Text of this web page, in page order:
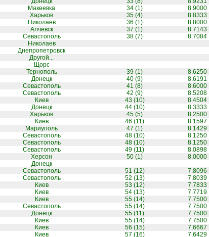
Макеевка 34 (1)
8.9000
Харьков 35 (4) 8.8333
Николаев 36 (1) 8.8000
Алчевск 37 (1) 8.7143
Севастополь 38 (7) 8.7084
Николаев
Днепропетровск
Другой...
Щорс
Тернополь 39 (1) 8.6250
Донецк 40 (9) 8.6191
Севастополь 41 (8) 8.6000
Севастополь 42 (9) 8.5208
Киев 43 (10) 8.4504
Донецк 44 (10) 8.3333
Харьков 45 (5) 8.2500
Киев 46 (11) 8.1597
Мариуполь 47 (1)
8.1429
Севастополь 48 (10) 8.1250
Севастополь 48 (10) 8.1250
Севастополь 49 (11) 8.0898
Херсон 50 (1) 8.0000
Донецк
Севастополь 51 (12) 7.8096
Севастополь 52 (13) 7.8039
Киев 53 (12) 7.7833
Киев 54 (13) 7.7719
Киев 55 (14)
7.7500
Севастополь 55 (14)
7.7500
Донецк 55 (11)
7.7500
Киев 55 (14) 7.7500
Киев 56 (15) 7.6667
Киев 57 (16) 7.6429